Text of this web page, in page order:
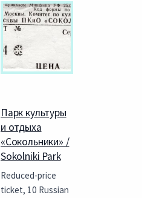
Парк культуры
и отдыха
«Сокольники» /
Sokolniki Park
Reduced-price
ticket, 10 Russian